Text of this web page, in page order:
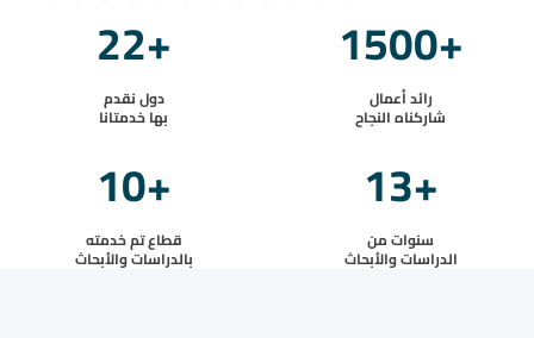
+
1500
رائد أعمال
شاركناه النجاح
+
22
دول نقدم
بها خدمتانا
+
13
سنوات من
الدراسات والأبحاث
+
10
قطاع تم خدمته
بالدراسات والأبحاث